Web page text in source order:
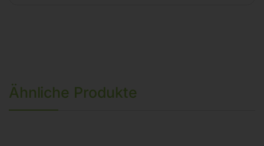
Ähnliche Produkte